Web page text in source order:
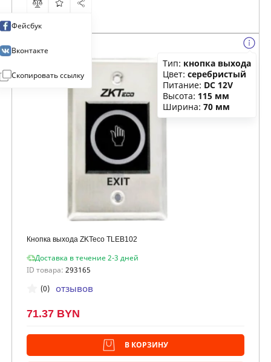
Фейсбук
Вконтакте
Скопировать ссылку
Кнопка выхода ZKTeco TLEB102
Доставка в течение 2-3 дней
ID товара: 293165
Тип: кнопка выхода
Цвет: серебристый
Питание: DC 12V
Высота: 115 мм
Ширина: 70 мм
(0) отзывов
71.37 BYN
В КОРЗИНУ